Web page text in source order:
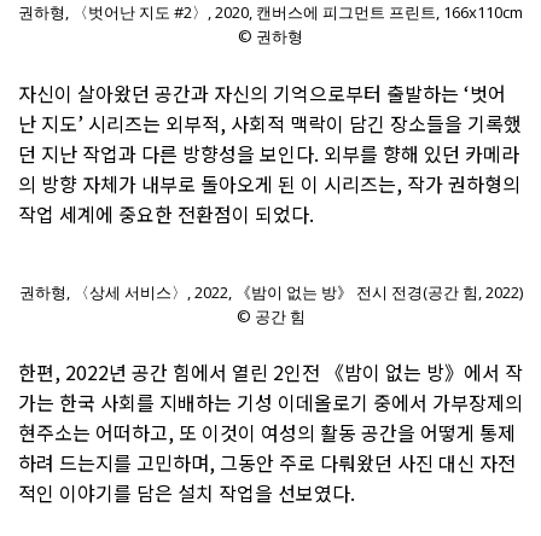
권하형, 〈벗어난 지도 #2〉, 2020, 캔버스에 피그먼트 프린트, 166x110cm
© 권하형
자신이 살아왔던 공간과 자신의 기억으로부터 출발하는 ‘벗어
난 지도’ 시리즈는 외부적, 사회적 맥락이 담긴 장소들을 기록했
던 지난 작업과 다른 방향성을 보인다. 외부를 향해 있던 카메라
의 방향 자체가 내부로 돌아오게 된 이 시리즈는, 작가 권하형의
작업 세계에 중요한 전환점이 되었다.
권하형, 〈상세 서비스〉, 2022, 《밤이 없는 방》 전시 전경(공간 힘, 2022)
© 공간 힘
한편, 2022년 공간 힘에서 열린 2인전 《밤이 없는 방》에서 작
가는 한국 사회를 지배하는 기성 이데올로기 중에서 가부장제의
현주소는 어떠하고, 또 이것이 여성의 활동 공간을 어떻게 통제
하려 드는지를 고민하며, 그동안 주로 다뤄왔던 사진 대신 자전
적인 이야기를 담은 설치 작업을 선보였다.